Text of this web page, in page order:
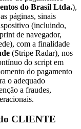
do Brasil Ltda.),
páginas, sinais
(incluindo,
de navegador,
com a finalidade
(Stripe Radar), nos
do script em
do pagamento
o adequado
a fraudes,
CLIENTE